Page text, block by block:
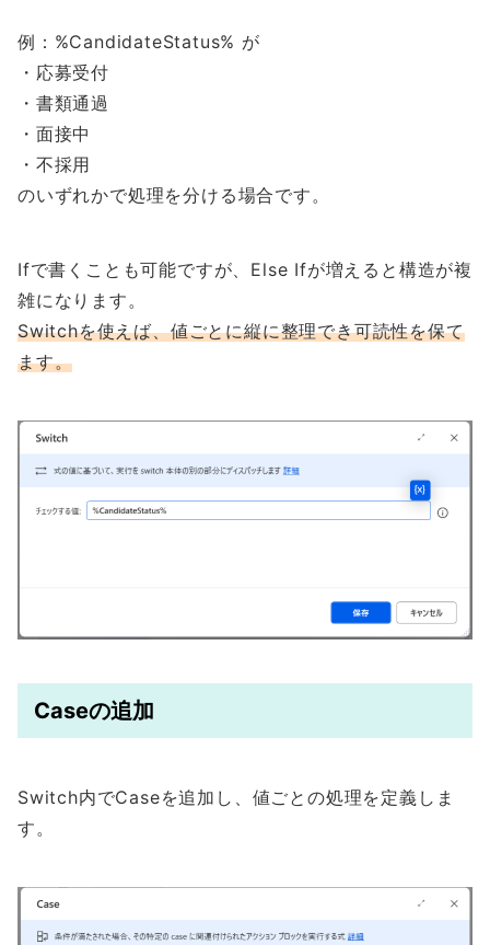
例：%CandidateStatus% が
・応募受付
・書類通過
・面接中
・不採用
のいずれかで処理を分ける場合です。
Ifで書くことも可能ですが、Else Ifが増えると構造が複
雑になります。
Switchを使えば、値ごとに縦に整理でき可読性を保て
ます。
Caseの追加
Switch内でCaseを追加し、値ごとの処理を定義しま
す。